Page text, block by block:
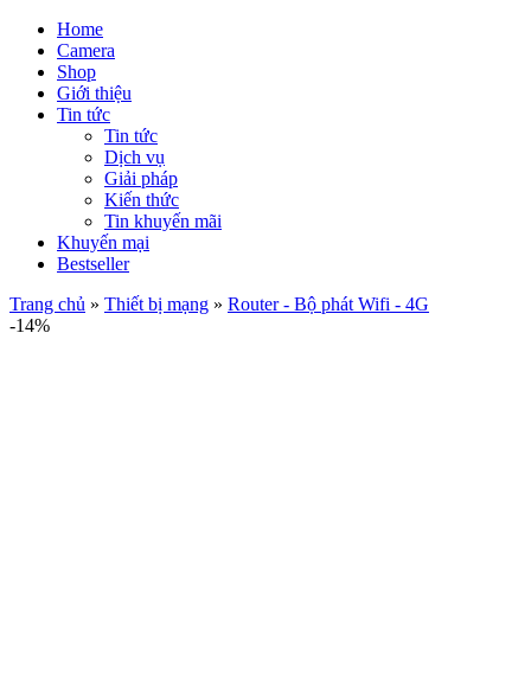
Home
Camera
Shop
Giới thiệu
Tin tức
Tin tức
Dịch vụ
Giải pháp
Kiến thức
Tin khuyến mãi
Khuyến mại
Bestseller
Trang chủ » Thiết bị mạng » Router - Bộ phát Wifi - 4G
-14%